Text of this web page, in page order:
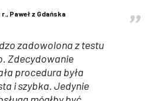
Paweł z Gdańska
zadowolona z testu
Zdecydowanie
procedura była
i szybka. Jedynie